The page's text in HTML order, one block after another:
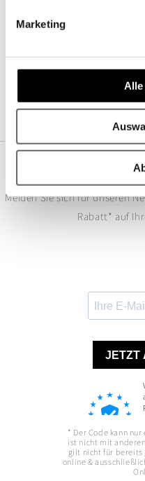
Marketing
Alle
Melden Sie sich für unseren
Rabatt* auf
* Der Code kann
ist nicht mit
gilt nicht für bereits
online &